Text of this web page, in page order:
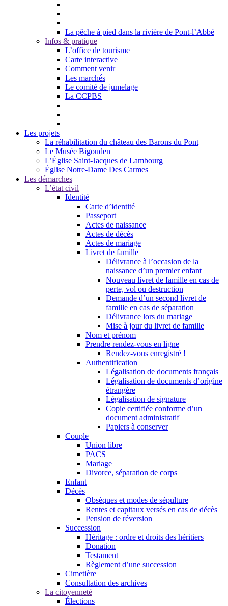
La pêche à pied dans la rivière de Pont-l’Abbé
Infos & pratique
L’office de tourisme
Carte interactive
Comment venir
Les marchés
Le comité de jumelage
La CCPBS
Les projets
La réhabilitation du château des Barons du Pont
Le Musée Bigouden
L’Église Saint-Jacques de Lambourg
Église Notre-Dame Des Carmes
Les démarches
L’état civil
Identité
Carte d’identité
Passeport
Actes de naissance
Actes de décès
Actes de mariage
Livret de famille
Délivrance à l’occasion de la
naissance d’un premier enfant
Nouveau livret de famille en cas de
perte, vol ou destruction
Demande d’un second livret de
famille en cas de séparation
Délivrance lors du mariage
Mise à jour du livret de famille
Nom et prénom
Prendre rendez-vous en ligne
Rendez-vous enregistré !
Authentification
Légalisation de documents français
Légalisation de documents d’origine
étrangère
Légalisation de signature
Copie certifiée conforme d’un
document administratif
Papiers à conserver
Couple
Union libre
PACS
Mariage
Divorce, séparation de corps
Enfant
Décès
Obsèques et modes de sépulture
Rentes et capitaux versés en cas de décès
Pension de réversion
Succession
Héritage : ordre et droits des héritiers
Donation
Testament
Règlement d’une succession
Cimetière
Consultation des archives
La citoyenneté
Élections